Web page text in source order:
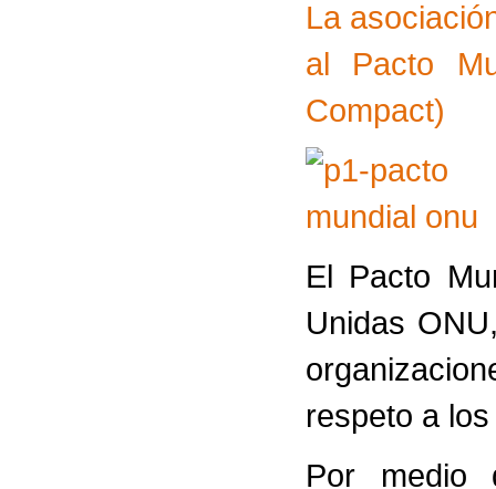
La
al Pacto
Compact)
El Pacto
Unidas
respeto a
Por medio